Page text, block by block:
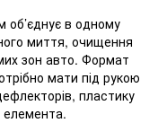
об’єднує в одному
миття, очищення
зон авто. Формат
мати під рукою
пластику
елемента.